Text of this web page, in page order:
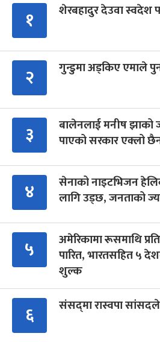
१ शेरबहादुर देउवा स्वदेश
२ गुन्डुमा अड्किए एमाले
३
बालेनलाई मनीष
पाएको सरकार एक्लो
४
सेनाको नाइटभिजन
लागि उड्छ, जनताको
५
अमेरिकामा रूसमाथि
पारित, भारतसहित ५
शुल्क
६ संसद्‍मा रास्वपा